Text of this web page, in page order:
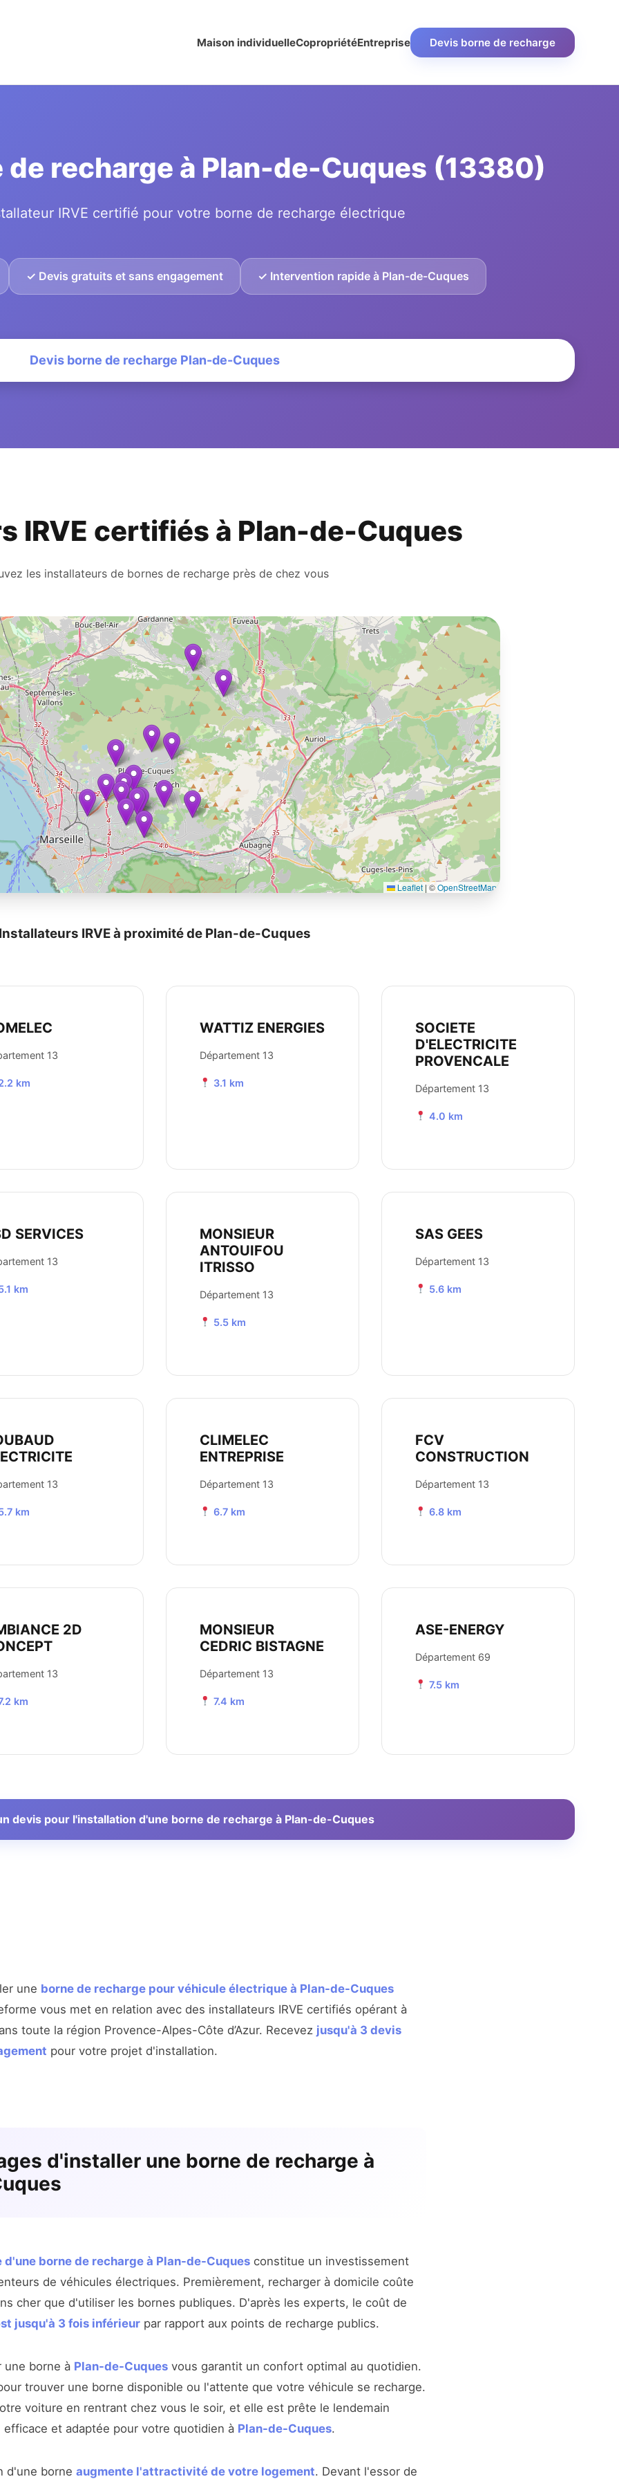
Maison individuelleCopropriétéEntreprise Devis borne de recharge
recharge à Plan-de-Cuques (13380)
IRVE certifié pour votre borne de recharge électrique
✓ Devis gratuits et sans engagement ✓ Intervention rapide à Plan-de-Cuques
Devis borne de recharge Plan-de-Cuques
IRVE certifiés à Plan-de-Cuques
les installateurs de bornes de recharge près de chez vous
Leaflet | ©OpenStreetMap
IRVE à proximité de Plan-de-Cuques
13
km
WATTIZ ENERGIES
Département 13
3.1 km
SOCIETE
D'ELECTRICITE
PROVENCALE
Département 13
4.0 km
SERVICES
13
km
MONSIEUR
ANTOUIFOU
ITRISSO
Département 13
5.5 km
SAS GEES
Département 13
5.6 km
13
km
CLIMELEC
ENTREPRISE
Département 13
6.7 km
FCV
CONSTRUCTION
Département 13
6.8 km
2D
13
km
MONSIEUR
CEDRIC BISTAGNE
Département 13
7.4 km
ASE-ENERGY
Département 69
7.5 km
devis pour l'installation d'une borne de recharge à Plan-de-Cuques
une borne de recharge pour véhicule électrique à Plan-de-Cuques
vous met en relation avec des installateurs IRVE certifiés opérant à
toute la région Provence-Alpes-Côte d’Azur. Recevez jusqu'à 3 devis
pour votre projet d'installation.
d'installer une borne de recharge à
d'une borne de recharge à Plan-de-Cuques constitue un investissement
de véhicules électriques. Premièrement, recharger à domicile coûte
cher que d'utiliser les bornes publiques. D'après les experts, le coût de
jusqu'à 3 fois inférieur par rapport aux points de recharge publics.
une borne à Plan-de-Cuques vous garantit un confort optimal au quotidien.
trouver une borne disponible ou l'attente que votre véhicule se recharge.
voiture en rentrant chez vous le soir, et elle est prête le lendemain
et adaptée pour votre quotidien à Plan-de-Cuques.
d'une borne augmente l'attractivité de votre logement. Devant l'essor de